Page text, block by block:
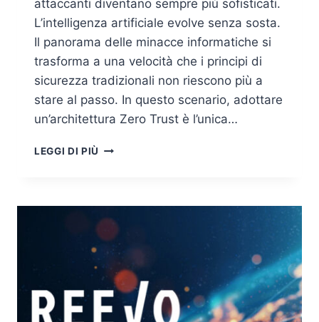
attaccanti diventano sempre più sofisticati.
L’intelligenza artificiale evolve senza sosta.
Il panorama delle minacce informatiche si
trasforma a una velocità che i principi di
sicurezza tradizionali non riescono più a
stare al passo. In questo scenario, adottare
un’architettura Zero Trust è l’unica…
LEGGI DI PIÙ ZERO
SUPERARE
LE
SFIDE
COMUNI